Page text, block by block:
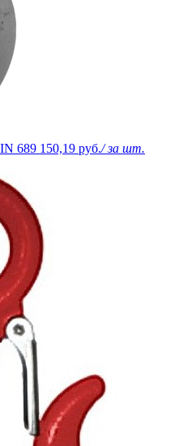
689 150,19 руб./ за шт.